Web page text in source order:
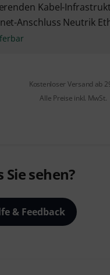
Kabel-
Anschluss Neutrik
Kostenloser Versand ab
Alle Preise inkl. MwSt.
sehen?
& Feedback